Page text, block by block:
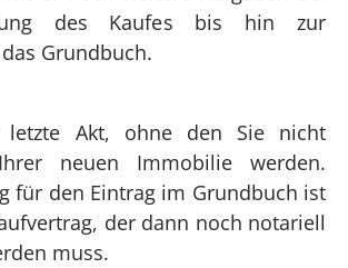
des Kaufes bis hin zur
Grundbuch.
Akt, ohne den Sie nicht
neuen Immobilie werden.
für den Eintrag im Grundbuch ist
der dann noch notariell
muss.